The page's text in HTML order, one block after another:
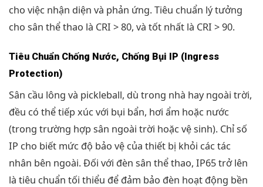
cho việc nhận diện và phản ứng. Tiêu chuẩn lý tưởng
cho sân thể thao là CRI > 80, và tốt nhất là CRI > 90.
Tiêu Chuẩn Chống Nước, Chống Bụi IP (Ingress
Protection)
Sân cầu lông và pickleball, dù trong nhà hay ngoài trời,
đều có thể tiếp xúc với bụi bẩn, hơi ẩm hoặc nước
(trong trường hợp sân ngoài trời hoặc vệ sinh). Chỉ số
IP cho biết mức độ bảo vệ của thiết bị khỏi các tác
nhân bên ngoài. Đối với đèn sân thể thao, IP65 trở lên
là tiêu chuẩn tối thiểu để đảm bảo đèn hoạt động bền